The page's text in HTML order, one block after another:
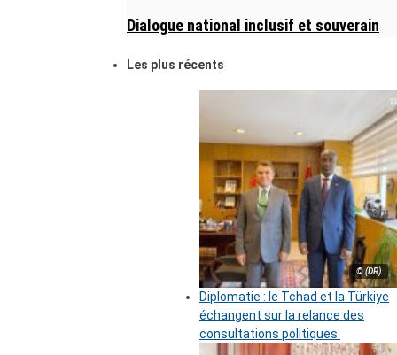
Dialogue national inclusif et souverain
Les plus récents
© (DR)
Diplomatie : le Tchad et la Türkiye
échangent sur la relance des
consultations politiques